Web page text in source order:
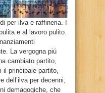
per ilva e raffineria. I
e al lavoro pulito.
La vergogna piú
cambiato partito,
il principale partito,
dell’ilva per decenni,
demagogiche, che